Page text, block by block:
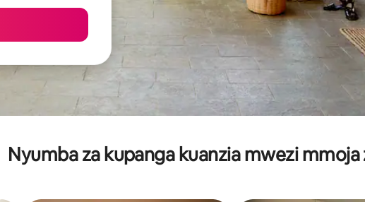
Nyumba za kupanga kuanzia mwezi mmoja